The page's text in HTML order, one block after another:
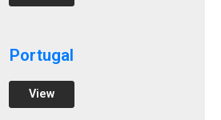
Portugal
View